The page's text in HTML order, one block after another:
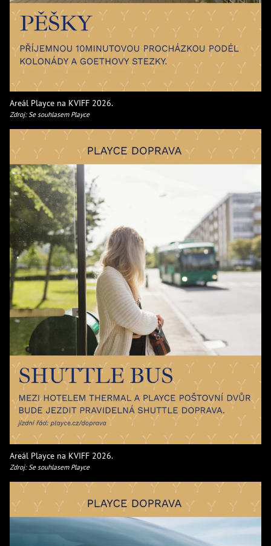
Areál Playce na KVIFF 2026.
Zdroj: Se souhlasem Playce
Areál Playce na KVIFF 2026.
Zdroj: Se souhlasem Playce